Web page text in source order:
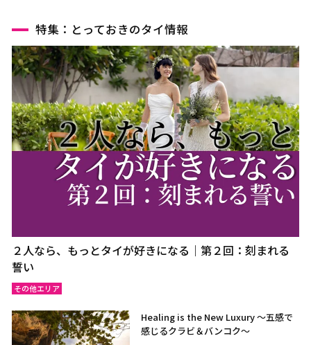
ウタイターニー
ウドーンターニー
コーンケーン
ナコーンラーチャシーマー
（コラート）
ウボンラーチャターニー
（ウボン）
カラシン
ルーイ
サコンナコーン
ナコーンパノム
ノーンカーイ
ノーンブアランプー
ローイエット
マハーサーラカーム
ブリーラム
ヤソートーン
シーサケート
北イサーン
南イサーン
特集：とっておきのタイ情報
２人なら、もっとタイが好きになる｜第２回：刻まれる
誓い
その他エリア
Healing is the New Luxury ～五感で
感じるクラビ＆バンコク～